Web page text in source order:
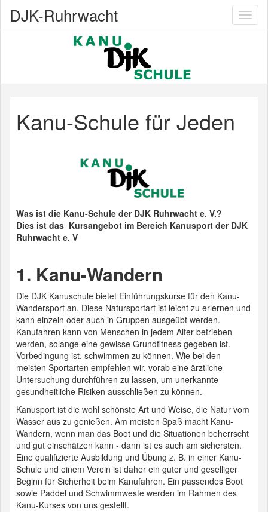
DJK-Ruhrwacht
Kanu-Schule für Jeden
Was ist die Kanu-Schule der DJK Ruhrwacht e. V.?
Dies ist das Kursangebot im Bereich Kanusport der DJK
Ruhrwacht e. V
1. Kanu-Wandern
Die DJK Kanuschule bietet Einführungskurse für den Kanu-
Wandersport an. Diese Natursportart ist leicht zu erlernen und
kann einzeln oder auch in Gruppen ausgeübt werden.
Kanufahren kann von Menschen in jedem Alter betrieben
werden, solange eine gewisse Grundfitness gegeben ist.
Vorbedingung ist, schwimmen zu können. Wie bei den
meisten Sportarten empfehlen wir, vorab eine ärztliche
Untersuchung durchführen zu lassen, um unerkannte
gesundheitliche Risiken ausschließen zu können.
Kanusport ist die wohl schönste Art und Weise, die Natur vom
Wasser aus zu genießen. Am meisten Spaß macht Kanu-
Wandern, wenn man das Boot und die Situationen beherrscht
und gut einschätzen kann - dann ist es auch am sichersten.
Eine qualifizierte Ausbildung und Übung z. B. in einer Kanu-
Schule und einem Verein ist daher ein guter und geselliger
Beginn für Sicherheit beim Kanufahren. Ein passendes Boot
sowie Paddel und Schwimmweste werden im Rahmen des
Kanu-Kurses von uns gestellt.